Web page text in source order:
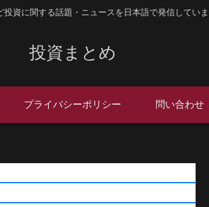
投資に関する話題・ニュースを日本語で発信してい
投資まとめ
プライバシーポリシー 問い合わせ